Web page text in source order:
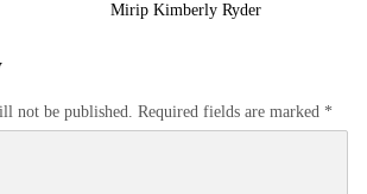
Mirip Kimberly Ryder
not be published. Required fields are marked *